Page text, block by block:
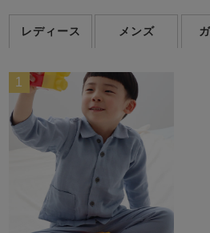
レディース メンズ
1